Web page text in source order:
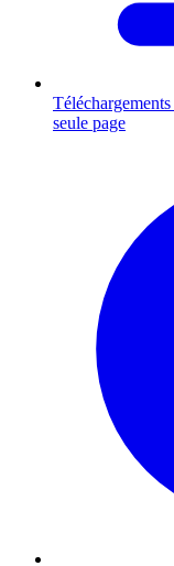
Téléchargements
seule page